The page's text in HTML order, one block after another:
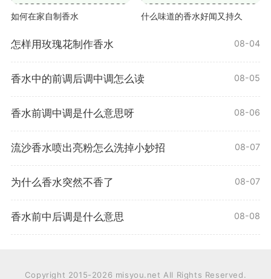
如何在家自制香水 什么味道的香水好闻又持久
怎样用玫瑰花制作香水 08-04
香水中的前调后调中调怎么读 08-05
香水前调中调是什么意思呀 08-06
流沙香水喷出亮粉怎么洗掉小妙招 08-07
为什么香水突然不香了 08-07
香水前中后调是什么意思 08-08
Copyright 2015-2026 misyou.net All Rights Reserved.